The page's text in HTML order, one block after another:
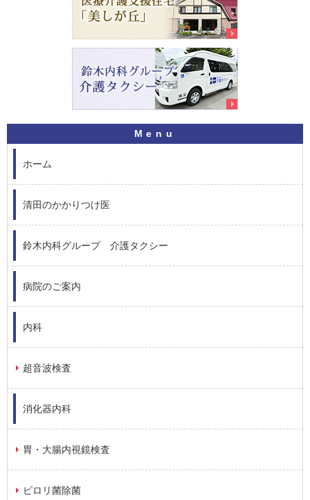
ホーム
清田のかかりつけ医
鈴木内科グループ 介護タクシー
病院のご案内
内科
超音波検査
消化器内科
胃・大腸内視鏡検査
ピロリ菌除菌